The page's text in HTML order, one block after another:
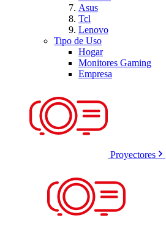
Asus
Tcl
Lenovo
Tipo de Uso
Hogar
Monitores Gaming
Empresa
Proyectores